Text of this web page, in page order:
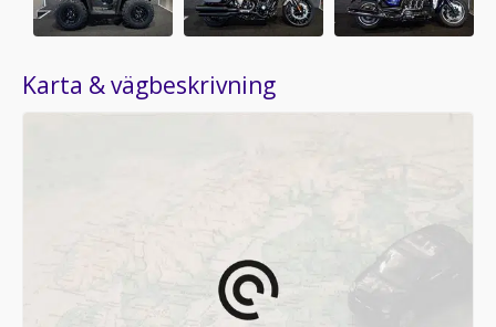
Karta & vägbeskrivning